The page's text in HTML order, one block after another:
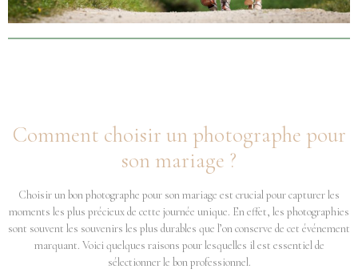
Comment choisir un photographe pour
son mariage ?
Choisir un bon photographe pour son mariage est crucial pour capturer les
moments les plus précieux de cette journée unique. En effet, les photographies
sont souvent les souvenirs les plus durables que l’on conserve de cet événement
marquant. Voici quelques raisons pour lesquelles il est essentiel de
sélectionner le bon professionnel.